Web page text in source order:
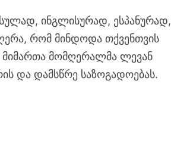
ინგლისურად, ესპანურად,
რომ მინდოდა თქვენთვის
მიმართა მომღერალმა ლევან
და დამსწრე საზოგადოებას.